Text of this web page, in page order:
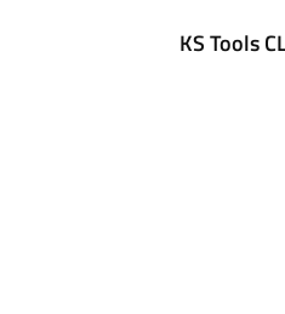
KS Tools